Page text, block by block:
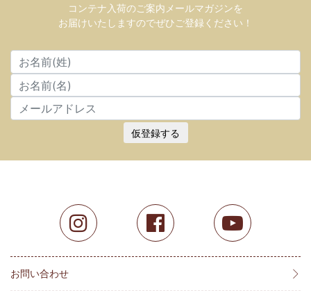
コンテナ入荷のご案内メールマガジンを
お届けいたしますのでぜひご登録ください！
仮登録する
お問い合わせ